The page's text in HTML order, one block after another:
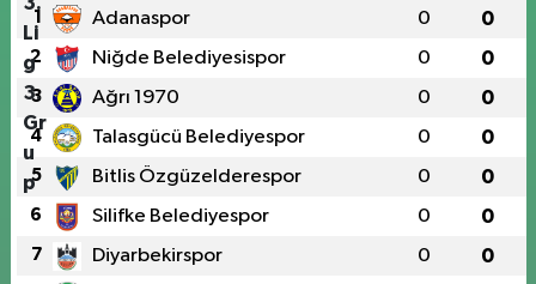
1 Adanaspor 0 0
2 Niğde Belediyesispor 0 0
3 Ağrı 1970 0 0
4 Talasgücü Belediyespor 0 0
5 Bitlis Özgüzelderespor 0 0
6 Silifke Belediyespor 0 0
7 Diyarbekirspor 0 0